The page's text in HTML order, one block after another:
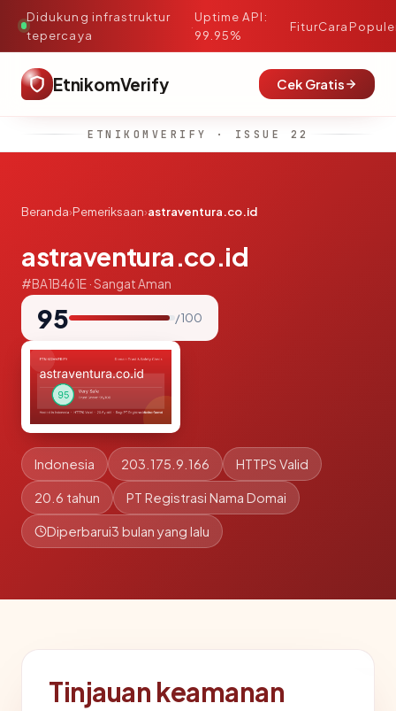
Didukung infrastruktur
tepercaya
·
Uptime API:
99.95%
FiturCara
EtnikomVerify Cek Gratis
ETNIKOMVERIFY · ISSUE 22
Beranda›Pemeriksaan›astraventura.co.id
astraventura.co.id
#BA1B461E · Sangat Aman
95 / 100
Indonesia 203.175.9.166 HTTPS Valid
20.6 tahun PT Registrasi Nama Domai
Diperbarui3 bulan yang lalu
Tinjauan keamanan